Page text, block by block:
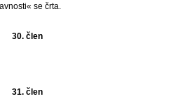
se črta.
30. člen
31. člen